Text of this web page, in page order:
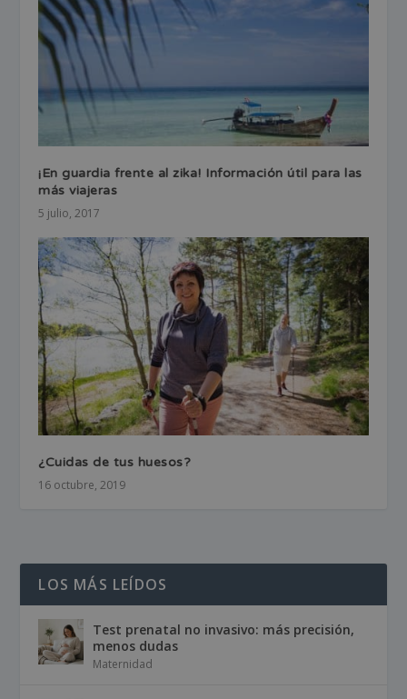
¡En guardia frente al zika! Información útil para las
más viajeras
5 julio, 2017
¿Cuidas de tus huesos?
16 octubre, 2019
LOS MÁS LEÍDOS
Test prenatal no invasivo: más precisión,
menos dudas
Maternidad